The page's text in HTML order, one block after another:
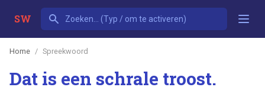
SW
Home Spreekwoord
Dat is een schrale troost.